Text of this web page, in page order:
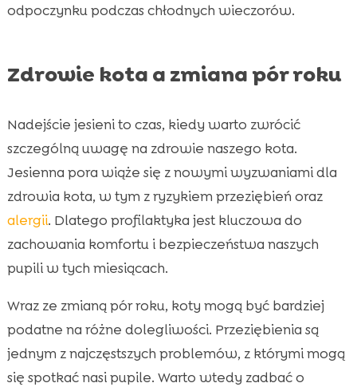
odpoczynku podczas chłodnych wieczorów.
Zdrowie kota a zmiana pór roku
Nadejście jesieni to czas, kiedy warto zwrócić
szczególną uwagę na zdrowie naszego kota.
Jesienna pora wiąże się z nowymi wyzwaniami dla
zdrowia kota, w tym z ryzykiem przeziębień oraz
alergii. Dlatego profilaktyka jest kluczowa do
zachowania komfortu i bezpieczeństwa naszych
pupili w tych miesiącach.
Wraz ze zmianą pór roku, koty mogą być bardziej
podatne na różne dolegliwości. Przeziębienia są
jednym z najczęstszych problemów, z którymi mogą
się spotkać nasi pupile. Warto wtedy zadbać o